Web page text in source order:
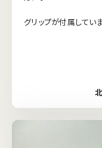
グリップが付属してい